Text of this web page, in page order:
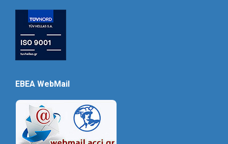
EBEA WebMail